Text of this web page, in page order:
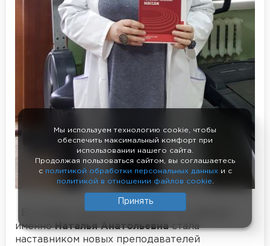
Во время «смены поколений» на кафедре
именноНаталья Анатольевнастала
наставником новых преподавателей
Мы используем технологию cookie, чтобы
обеспечить максимальный комфорт при
использовании нашего сайта.
Продолжая пользоваться сайтом, вы соглашаетесь
с политикой обработки персональных данных и с
политикой в отношении файлов cookie
Принять